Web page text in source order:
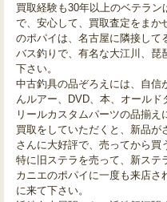
買取経験も30年以上のベテラ
で、安心して、買取査定をまか
のポパイは、名古屋に隣接して
バス釣りで、有名な大江川、琵
下さい。
中古釣具の品ぞろえには、自信
んルアー、DVD、本、オールド
リールカスタムパーツの品揃え
買取をしていただくと、新品が
さんに大好評で、売ってから買
特に旧ステラを売って、新ステ
カニエのポパイに一度も来店
に来て下さい。